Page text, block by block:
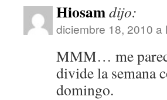
Hiosamdijo:
diciembre 18, 2010 a
MMM… me
divide la semana
domingo.